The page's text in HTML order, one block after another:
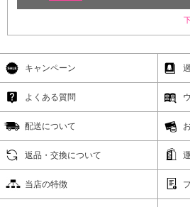
キャンペーン
よくある質問
配送について
返品・交換について
当店の特徴